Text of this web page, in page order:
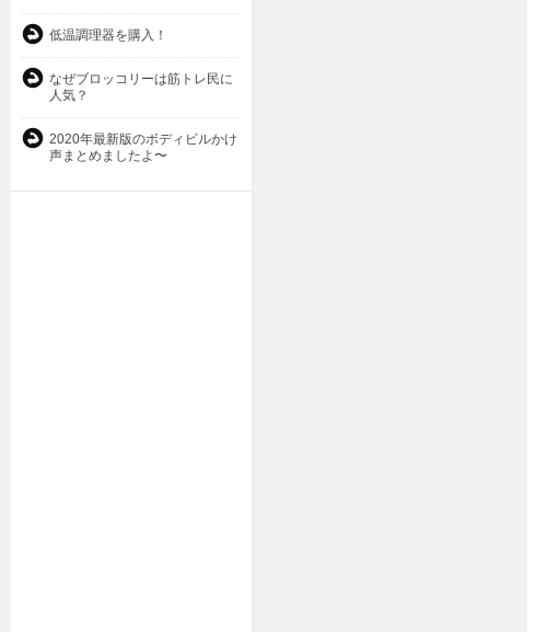
低温調理器を購入！
なぜブロッコリーは筋トレ民に
人気？
2020年最新版のボディビルかけ
声まとめましたよ〜